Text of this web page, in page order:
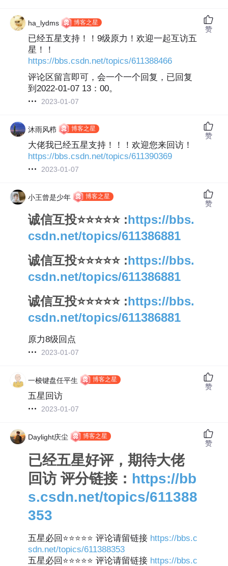
ha_lydms 博客之星
已经五星支持！！9级原力！欢迎一起互访五
星！！
https://bbs.csdn.net/topics/611388466
评论区留言即可，会一个一个回复，已回复
到2022-01-07 13：00。
2023-01-07
赞
沐雨风栉 博客之星
大佬我已经五星支持！！！欢迎您来回访！
https://bbs.csdn.net/topics/611390369
2023-01-07
赞
小王曾是少年 博客之星
诚信互投⭐⭐⭐⭐⭐ :https://bbs.
csdn.net/topics/611386881
诚信互投⭐⭐⭐⭐⭐ :https://bbs.
csdn.net/topics/611386881
诚信互投⭐⭐⭐⭐⭐ :https://bbs.
csdn.net/topics/611386881
原力8级回点
2023-01-07
赞
一梭键盘任平生 博客之星
五星回访
2023-01-07
赞
Daylight庆尘 博客之星
已经五星好评，期待大佬
回访 评分链接： https://bb
s.csdn.net/topics/611388
353
五星必回⭐⭐⭐⭐⭐ 评论请留链接 https://bbs.c
sdn.net/topics/611388353
五星必回⭐⭐⭐⭐⭐ 评论请留链接 https://bbs.c
赞